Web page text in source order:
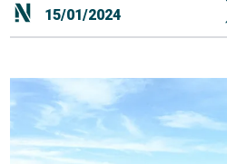
15/01/2024